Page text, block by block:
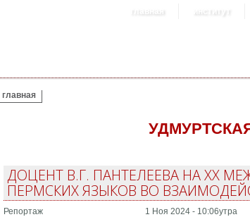
главная институт
ВЫ ЗДЕСЬ
главная
ДОЦЕНТ В.Г. ПАНТЕЛЕЕВА НА ХХ
ПЕРМСКИХ ЯЗЫКОВ ВО
Репортаж 1 Ноя 2024 - 10:06утра